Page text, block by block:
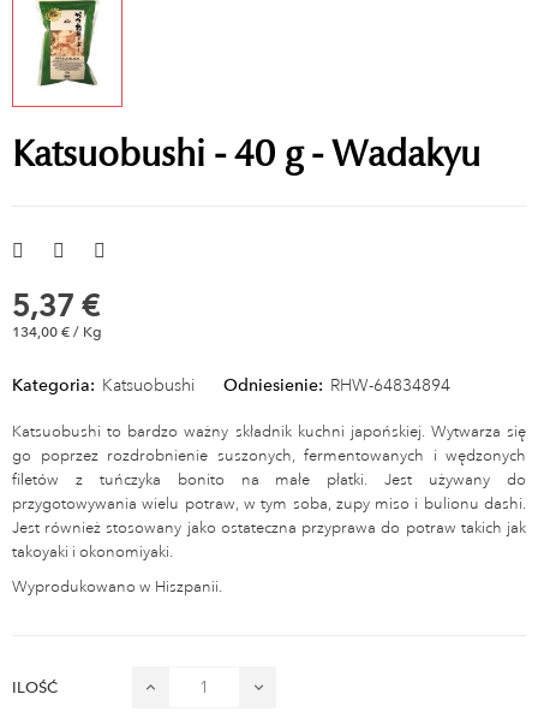
Katsuobushi - 40 g - Wadakyu
5,37 €
134,00 € / Kg
Kategoria: Katsuobushi Odniesienie: RHW-64834894
Katsuobushi to bardzo ważny składnik kuchni japońskiej. Wytwarza się
go poprzez rozdrobnienie suszonych, fermentowanych i wędzonych
filetów z tuńczyka bonito na małe płatki. Jest używany do
przygotowywania wielu potraw, w tym soba, zupy miso i bulionu dashi.
Jest również stosowany jako ostateczna przyprawa do potraw takich jak
takoyaki i okonomiyaki.
Wyprodukowano w Hiszpanii.
ILOŚĆ